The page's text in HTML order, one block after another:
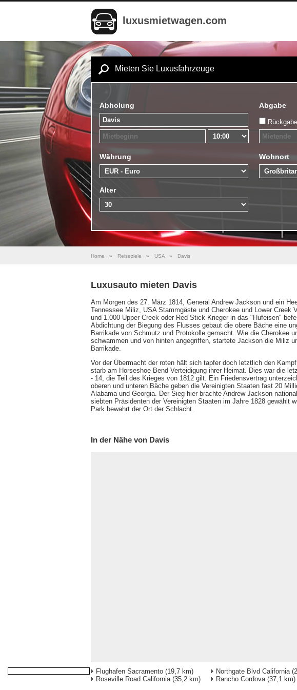
luxusmietwagen.com
Mieten Sie Luxusfahrzeuge
Abholung Abgabe
Währung Wohnort
Alter
Home » Reiseziele » USA » Davis
Luxusauto mieten Davis
Am Morgen des 27. März 1814, General Andrew Jackson und ein
Tennessee Miliz, USA Stammgäste und Cherokee und Lower Creek
und 1.000 Upper Creek oder Red Stick Krieger in das "Hufeisen"
Abdichtung der Biegung des Flusses gebaut die obere Bäche eine
Barrikade von Schmutz und Protokolle gemacht. Wie die Cherokee
schwammen und von hinten angegriffen, startete Jackson die Miliz
Barrikade.
Vor der Übermacht der roten hält sich tapfer doch letztlich den
starb am Horseshoe Bend Verteidigung ihrer Heimat. Dies war die
- 14, die Teil des Krieges von 1812 gilt. Ein Friedensvertrag
oberen und unteren Bäche geben die Vereinigten Staaten fast 20
Alabama und Georgia. Der Sieg hier brachte Andrew Jackson
siebten Präsidenten der Vereinigten Staaten im Jahre 1828 gewählt
Park bewahrt der Ort der Schlacht.
In der Nähe von Davis
Flughafen Sacramento (19,7 km) Northgate Blvd California
Roseville Road California (35,2 km) Rancho Cordova (37,1 km)